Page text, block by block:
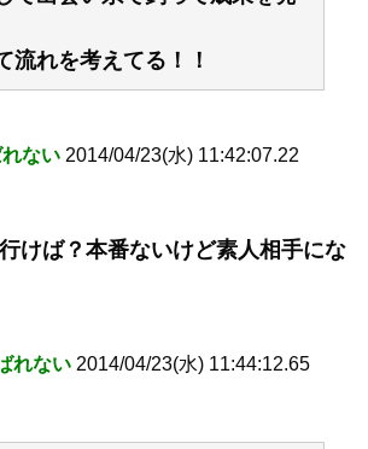
流れを考えてる！！
ない 2014/04/23(水) 11:42:07.22
けば？本番ないけど素人相手にな
れない 2014/04/23(水) 11:44:12.65